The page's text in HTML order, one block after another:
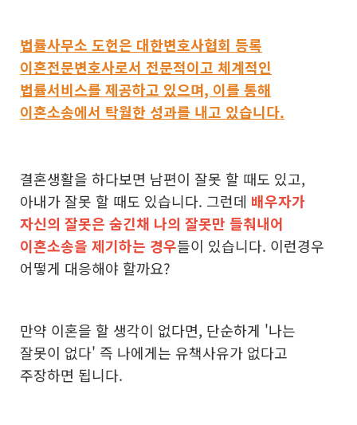
법률사무소 도헌은 대한변호사협회 등록
이혼전문변호사로서 전문적이고 체계적인
법률서비스를 제공하고 있으며, 이를 통해
이혼소송에서 탁월한 성과를 내고 있습니다.
결혼생활을 하다보면 남편이 잘못 할 때도 있고,
아내가 잘못 할 때도 있습니다. 그런데 배우자가
자신의 잘못은 숨긴채 나의 잘못만 들춰내어
이혼소송을 제기하는 경우들이 있습니다. 이런경우
어떻게 대응해야 할까요?
만약 이혼을 할 생각이 없다면, 단순하게 '나는
잘못이 없다' 즉 나에게는 유책사유가 없다고
주장하면 됩니다.